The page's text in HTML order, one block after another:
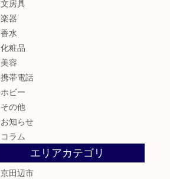
文房具
楽器
香水
化粧品
美容
携帯電話
ホビー
その他
お知らせ
コラム
エリアカテゴリ
京田辺市